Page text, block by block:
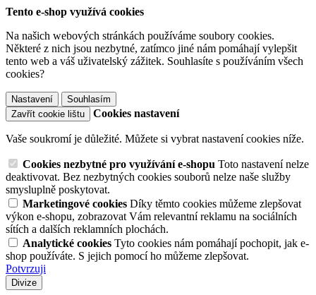
Tento e-shop využívá cookies
Na našich webových stránkách používáme soubory cookies.
Některé z nich jsou nezbytné, zatímco jiné nám pomáhají vylepšit
tento web a váš uživatelský zážitek. Souhlasíte s používáním všech
cookies?
Nastavení
Souhlasím
Zavřít cookie lištu
Cookies nastavení
Vaše soukromí je důležité. Můžete si vybrat nastavení cookies níže.
Cookies nezbytné pro využívání e-shopu Toto nastavení nelze
deaktivovat. Bez nezbytných cookies souborů nelze naše služby
smysluplně poskytovat.
Marketingové cookies Díky těmto cookies můžeme zlepšovat
výkon e-shopu, zobrazovat Vám relevantní reklamu na sociálních
sítích a dalších reklamních plochách.
Analytické cookies Tyto cookies nám pomáhají pochopit, jak e-
shop používáte. S jejich pomocí ho můžeme zlepšovat.
Potvrzuji
Divize